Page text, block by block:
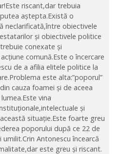
riscant,dar trebuia
aștepta.Există o
neclarificată,între obiectivele
și obiectivele politice
conexate și
comună.Este o încercare
de a afilia elitele politice la
este alta:”poporul”
cauza foamei și de aceea
vina
și
situație.Este foarte greu
poporului după ce 22 de
umilit.Crin Antonescu încearcă
este greu și riscant.